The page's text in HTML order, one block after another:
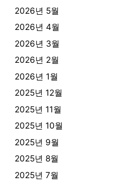
2026년 5월
2026년 4월
2026년 3월
2026년 2월
2026년 1월
2025년 12월
2025년 11월
2025년 10월
2025년 9월
2025년 8월
2025년 7월